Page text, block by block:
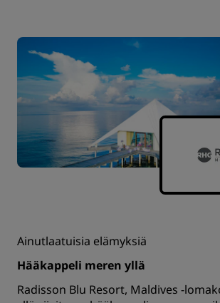
Ainutlaatuisia elämyksiä
Hääkappeli meren yllä
Radisson Blu Resort, Maldives -